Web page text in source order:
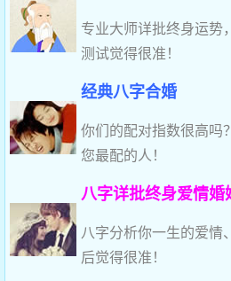
专业大师详批终身运势
测试觉得很准！
经典八字合婚
你们的配对指数很高吗
您最配的人！
八字详批终身爱情婚
八字分析你一生的爱情
后觉得很准！